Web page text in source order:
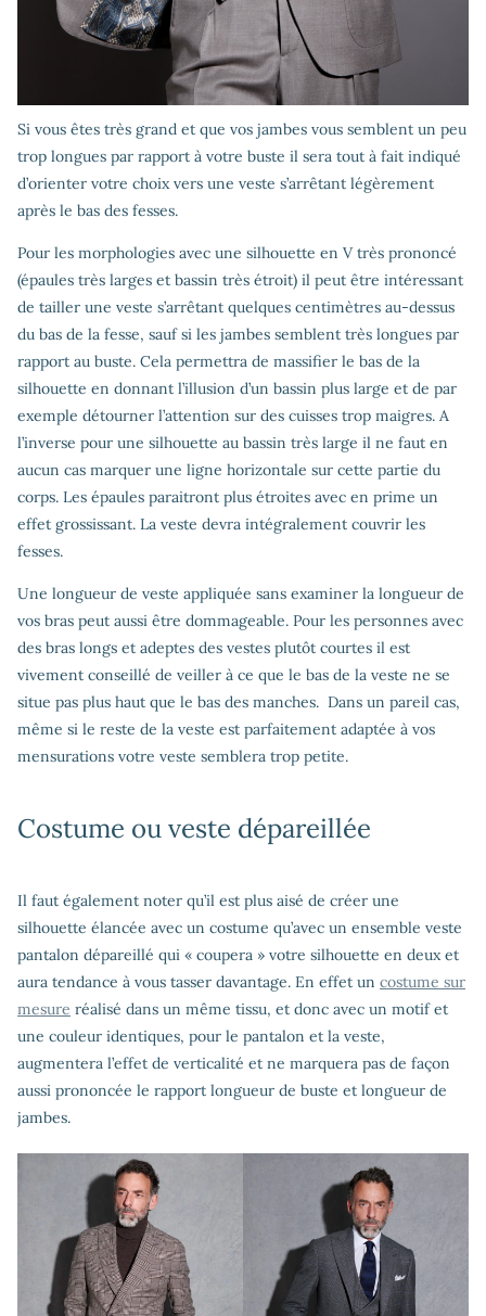
Si vous êtes très grand et que vos jambes vous semblent un peu
trop longues par rapport à votre buste il sera tout à fait indiqué
d’orienter votre choix vers une veste s’arrêtant légèrement
après le bas des fesses.
Pour les morphologies avec une silhouette en V très prononcé
(épaules très larges et bassin très étroit) il peut être intéressant
de tailler une veste s’arrêtant quelques centimètres au-dessus
du bas de la fesse, sauf si les jambes semblent très longues par
rapport au buste. Cela permettra de massifier le bas de la
silhouette en donnant l’illusion d’un bassin plus large et de par
exemple détourner l’attention sur des cuisses trop maigres. A
l’inverse pour une silhouette au bassin très large il ne faut en
aucun cas marquer une ligne horizontale sur cette partie du
corps. Les épaules paraitront plus étroites avec en prime un
effet grossissant. La veste devra intégralement couvrir les
fesses.
Une longueur de veste appliquée sans examiner la longueur de
vos bras peut aussi être dommageable. Pour les personnes avec
des bras longs et adeptes des vestes plutôt courtes il est
vivement conseillé de veiller à ce que le bas de la veste ne se
situe pas plus haut que le bas des manches. Dans un pareil cas,
même si le reste de la veste est parfaitement adaptée à vos
mensurations votre veste semblera trop petite.
Costume ou veste dépareillée
Il faut également noter qu’il est plus aisé de créer une
silhouette élancée avec un costume qu’avec un ensemble veste
pantalon dépareillé qui « coupera » votre silhouette en deux et
aura tendance à vous tasser davantage. En effet un costume sur
mesure réalisé dans un même tissu, et donc avec un motif et
une couleur identiques, pour le pantalon et la veste,
augmentera l’effet de verticalité et ne marquera pas de façon
aussi prononcée le rapport longueur de buste et longueur de
jambes.